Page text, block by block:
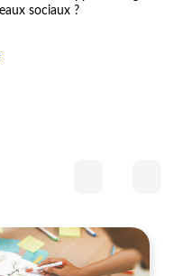
sociaux ?